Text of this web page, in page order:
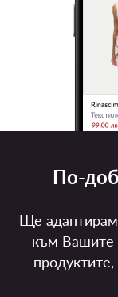
По-
Ще
към Вашите